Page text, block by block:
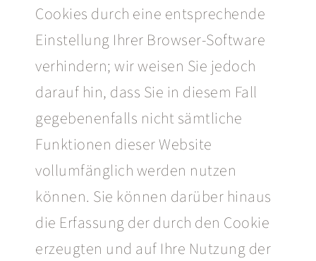
Cookies durch eine entsprechende
Einstellung Ihrer Browser-Software
verhindern; wir weisen Sie jedoch
darauf hin, dass Sie in diesem Fall
gegebenenfalls nicht sämtliche
Funktionen dieser Website
vollumfänglich werden nutzen
können. Sie können darüber hinaus
die Erfassung der durch den Cookie
erzeugten und auf Ihre Nutzung der